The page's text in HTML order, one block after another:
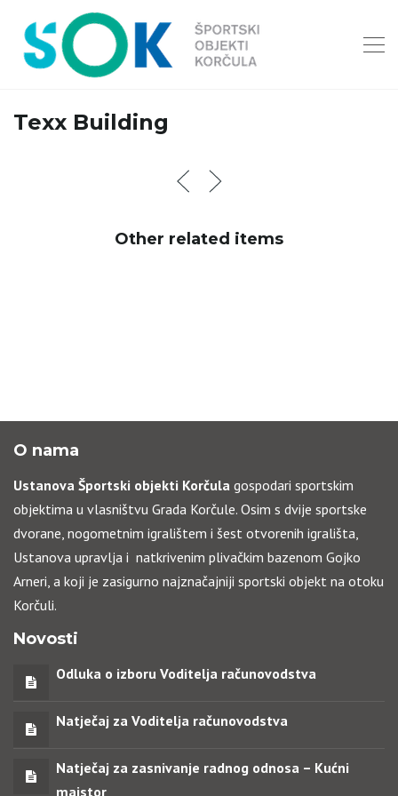
Texx Building
Other related items
O nama
Ustanova Športski objekti Korčula gospodari sportskim
objektima u vlasništvu Grada Korčule. Osim s dvije sportske
dvorane, nogometnim igralištem i šest otvorenih igrališta,
Ustanova upravlja i natkrivenim plivačkim bazenom Gojko
Arneri, a koji je zasigurno najznačajniji sportski objekt na otoku
Korčuli.
Novosti
Odluka o izboru Voditelja računovodstva
Natječaj za Voditelja računovodstva
Natječaj za zasnivanje radnog odnosa – Kućni
majstor